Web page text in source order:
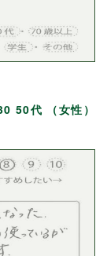
50代 （女性）